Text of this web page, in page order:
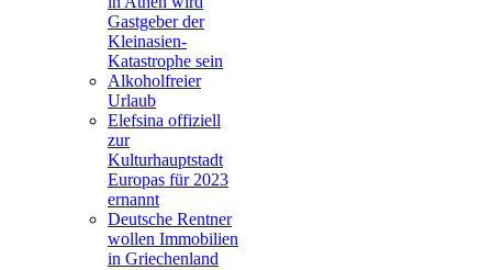
Gastgeber der
Kleinasien-
Katastrophe sein
Alkoholfreier
Urlaub
Elefsina offiziell
zur
Kulturhauptstadt
Europas für 2023
ernannt
Deutsche Rentner
wollen Immobilien
in Griechenland